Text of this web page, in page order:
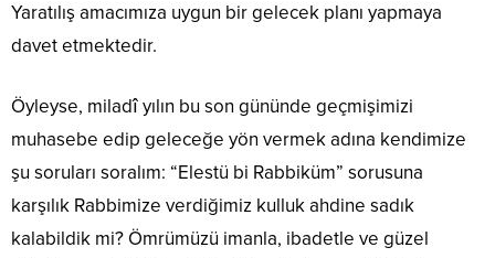
Yaratılış amacımıza uygun bir gelecek planı yapmaya
davet etmektedir.
Öyleyse, miladî yılın bu son gününde geçmişimizi
muhasebe edip geleceğe yön vermek adına kendimize
şu soruları soralım: “Elestü bi Rabbiküm” sorusuna
karşılık Rabbimize verdiğimiz kulluk ahdine sadık
kalabildik mi? Ömrümüzü imanla, ibadetle ve güzel